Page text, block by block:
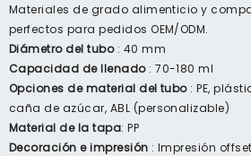
Materiales de grado alimenticio y
perfectos para pedidos OEM/ODM.
Diámetro del tubo: 40 mm
Capacidad de llenado: 70-180 ml
Opciones de material del tubo: PE,
caña de azúcar, ABL (personalizable)
Material de la tapa: PP
Decoración e impresión : Impresión